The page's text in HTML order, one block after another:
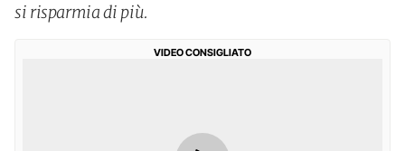
si risparmia di più.
VIDEO CONSIGLIATO